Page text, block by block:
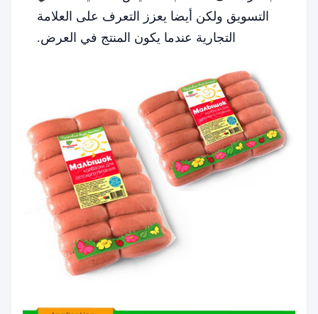
التسويق ولكن أيضا يعزز التعرف على العلامة
التجارية عندما يكون المنتج في العرض.